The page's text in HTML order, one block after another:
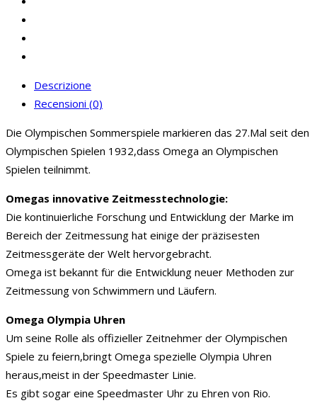
Descrizione
Recensioni (0)
Die Olympischen Sommerspiele markieren das 27.Mal seit den
Olympischen Spielen 1932,dass Omega an Olympischen
Spielen teilnimmt.
Omegas innovative Zeitmesstechnologie:
Die kontinuierliche Forschung und Entwicklung der Marke im
Bereich der Zeitmessung hat einige der präzisesten
Zeitmessgeräte der Welt hervorgebracht.
Omega ist bekannt für die Entwicklung neuer Methoden zur
Zeitmessung von Schwimmern und Läufern.
Omega Olympia Uhren
Um seine Rolle als offizieller Zeitnehmer der Olympischen
Spiele zu feiern,bringt Omega spezielle Olympia Uhren
heraus,meist in der Speedmaster Linie.
Es gibt sogar eine Speedmaster Uhr zu Ehren von Rio.